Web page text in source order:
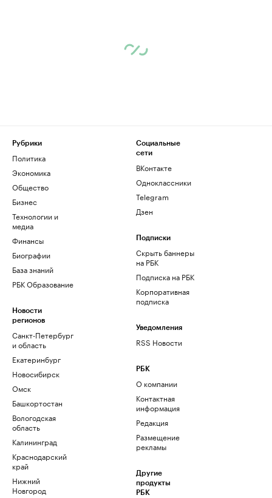
Рубрики
Политика
Экономика
Общество
Бизнес
Технологии и
медиа
Финансы
Биографии
База знаний
РБК Образование
Новости
регионов
Санкт-Петербург
и область
Екатеринбург
Новосибирск
Омск
Башкортостан
Вологодская
область
Калининград
Краснодарский
край
Нижний
Новгород
Социальные
сети
ВКонтакте
Одноклассники
Telegram
Дзен
Подписки
Скрыть баннеры
на РБК
Подписка на РБК
Корпоративная
подписка
Уведомления
RSS Новости
РБК
О компании
Контактная
информация
Редакция
Размещение
рекламы
Другие
продукты
РБК